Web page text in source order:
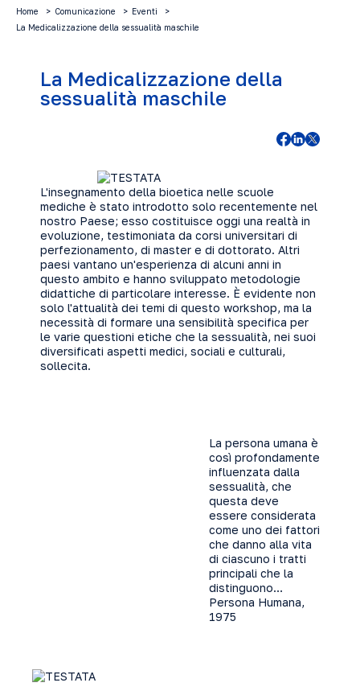
Home Comunicazione
Eventi
La Medicalizzazione della sessualità maschile
La Medicalizzazione della
sessualità maschile
L'insegnamento della bioetica nelle scuole
mediche è stato introdotto solo recentemente nel
nostro Paese; esso costituisce oggi una realtà in
evoluzione, testimoniata da corsi universitari di
perfezionamento, di master e di dottorato. Altri
paesi vantano un'esperienza di alcuni anni in
questo ambito e hanno sviluppato metodologie
didattiche di particolare interesse. È evidente non
solo l'attualità dei temi di questo workshop, ma la
necessità di formare una sensibilità specifica per
le varie questioni etiche che la sessualità, nei suoi
diversificati aspetti medici, sociali e culturali,
sollecita.
La persona umana è
così profondamente
influenzata dalla
sessualità, che
questa deve
essere considerata
come uno dei fattori
che danno alla vita
di ciascuno i tratti
principali che la
distinguono…
Persona Humana,
1975